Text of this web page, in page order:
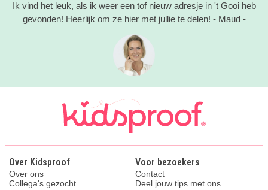
Ik vind het leuk, als ik weer een tof nieuw adresje in 't Gooi heb
gevonden! Heerlijk om ze hier met jullie te delen! - Maud -
Over Kidsproof
Over ons
Collega's gezocht
Voor bezoekers
Contact
Deel jouw tips met ons